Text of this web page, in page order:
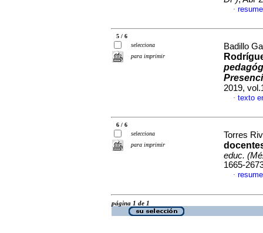
·
5 / 6
selecciona
para imprimir
Badillo
2019,
· texto
6 / 6
selecciona
para imprimir
Torres
educ.
1665-
·
página 1 de 1